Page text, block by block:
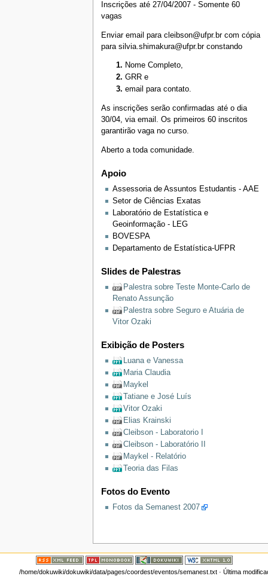
Inscrições até 27/04/2007 - Somente 60
vagas
Enviar email para cleibson@ufpr.br com cópia
para silvia.shimakura@ufpr.br constando
Nome Completo,
GRR e
email para contato.
As inscrições serão confirmadas até o dia
30/04, via email. Os primeiros 60 inscritos
garantirão vaga no curso.
Aberto a toda comunidade.
Apoio
Assessoria de Assuntos Estudantis - AAE
Setor de Ciências Exatas
Laboratório de Estatística e
Geoinformação - LEG
BOVESPA
Departamento de Estatística-UFPR
Slides de Palestras
Palestra sobre Teste Monte-Carlo de
Renato Assunção
Palestra sobre Seguro e Atuária de
Vitor Ozaki
Exibição de Posters
Luana e Vanessa
Maria Claudia
Maykel
Tatiane e José Luís
Vitor Ozaki
Elias Krainski
Cleibson - Laboratorio I
Cleibson - Laboratório II
Maykel - Relatório
Teoria das Filas
Fotos do Evento
Fotos da Semanest 2007
/home/dokuwiki/dokuwiki/data/pages/coordest/eventos/semanest.txt· Última